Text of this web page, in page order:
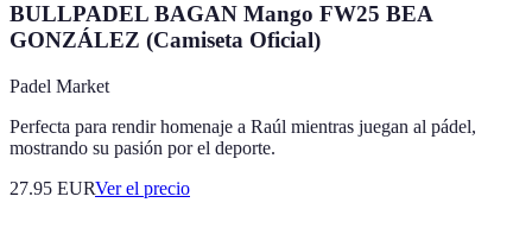
BULLPADEL BAGAN Mango FW25 BEA
GONZÁLEZ (Camiseta Oficial)
Padel Market
Perfecta para rendir homenaje a Raúl mientras juegan al pádel,
mostrando su pasión por el deporte.
27.95 EURVer el precio